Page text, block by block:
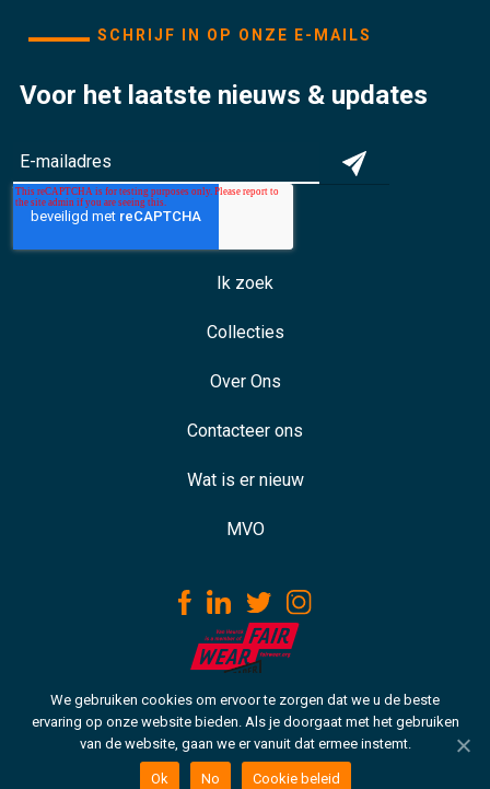
SCHRIJF IN OP ONZE E-MAILS
Voor het laatste nieuws & updates
Ik zoek
Collecties
Over Ons
Contacteer ons
Wat is er nieuw
MVO
Download our ISO certificate
Copyright © 2021 VH. Alle rechten voorbehouden
Cookie beleid
We gebruiken cookies om ervoor te zorgen dat we u de beste
ervaring op onze website bieden. Als je doorgaat met het gebruiken
van de website, gaan we er vanuit dat ermee instemt.
Ok No Cookie beleid